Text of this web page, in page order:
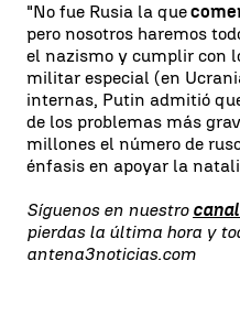
"No fue Rusia la que
pero nosotros haremos
el nazismo y cumplir con
militar especial (en
internas, Putin admitió
de los problemas más
millones el número de
énfasis en apoyar la
Síguenos en nuestro
pierdas la última hora y
antena3noticias.com